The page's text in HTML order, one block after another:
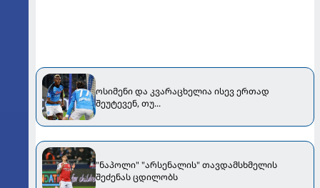
ოსიმენი და კვარაცხელია ისევ ერთად
შეუტევენ, თუ...
"ნაპოლი" "არსენალის" თავდამსხმელის
შეძენას ცდილობს